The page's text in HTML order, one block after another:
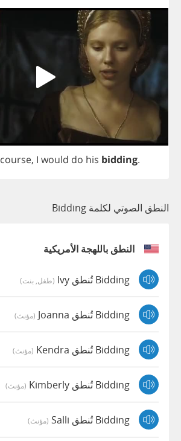
course, I would do his bidding.
النطق الصوتي لكلمة Bidding
النطق باللهجة الأمريكية
Bidding تُنطق Ivy (طفل, بنت)
Bidding تُنطق Joanna (مؤنث)
Bidding تُنطق Kendra (مؤنث)
Bidding تُنطق Kimberly (مؤنث)
Bidding تُنطق Salli (مؤنث)